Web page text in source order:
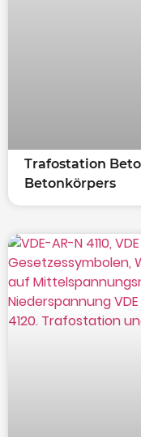
Trafostation
Betonkörpers